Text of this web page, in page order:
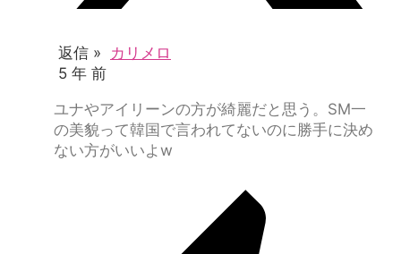
返信 » カリメロ
5 年 前
ユナやアイリーンの方が綺麗だと思う。SM一
の美貌って韓国で言われてないのに勝手に決め
ない方がいいよw